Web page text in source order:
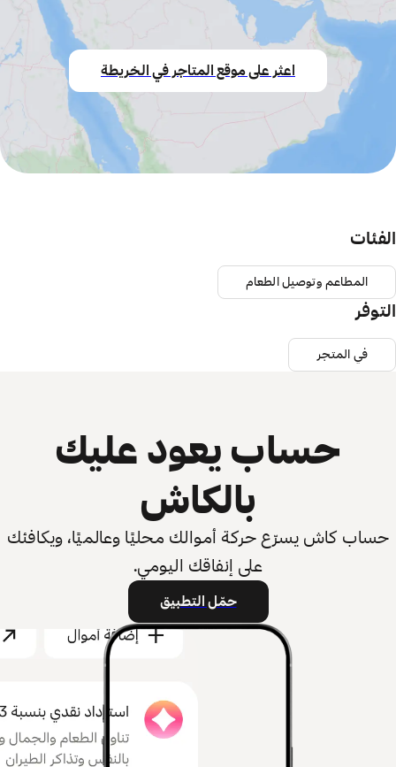
اعثر على موقع المتاجر في الخريطة
الفئات
المطاعم وتوصيل الطعام
التوفر
في المتجر
حساب يعود عليك
بالكاش
حساب كاش يسرّع حركة أموالك محليًا وعالميًا، ويكافئك
على إنفاقك اليومي.
حمّل التطبيق